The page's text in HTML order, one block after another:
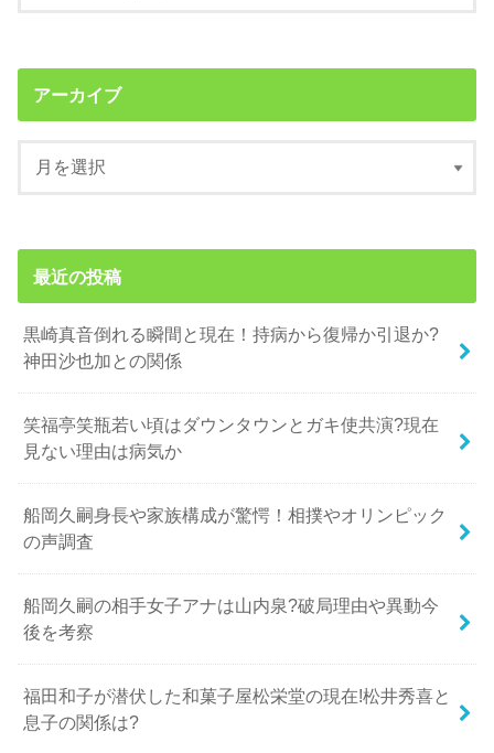
アーカイブ
最近の投稿
黒崎真音倒れる瞬間と現在！持病から復帰か引退か?
神田沙也加との関係
笑福亭笑瓶若い頃はダウンタウンとガキ使共演?現在
見ない理由は病気か
船岡久嗣身長や家族構成が驚愕！相撲やオリンピック
の声調査
船岡久嗣の相手女子アナは山内泉?破局理由や異動今
後を考察
福田和子が潜伏した和菓子屋松栄堂の現在!松井秀喜と
息子の関係は?